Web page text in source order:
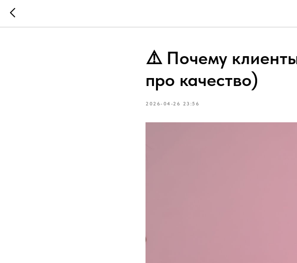
⚠️ Почему
про качество)
2026-04-26 23:56